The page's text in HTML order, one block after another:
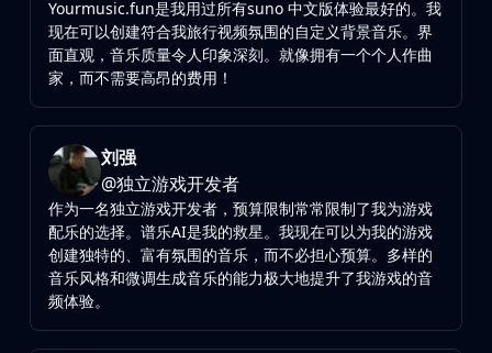
Yourmusic.fun是我用过所有suno 中文版体验最好的。我
现在可以创建符合我旅行视频氛围的自定义背景音乐。界
面直观，音乐质量令人印象深刻。就像拥有一个个人作曲
家，而不需要高昂的费用！
刘强
@独立游戏开发者
作为一名独立游戏开发者，预算限制常常限制了我为游戏
配乐的选择。谱乐AI是我的救星。我现在可以为我的游戏
创建独特的、富有氛围的音乐，而不必担心预算。多样的
音乐风格和微调生成音乐的能力极大地提升了我游戏的音
频体验。